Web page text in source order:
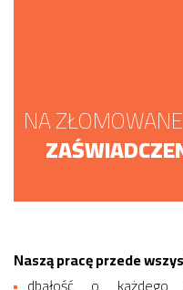
NA
Naszą pracę przede